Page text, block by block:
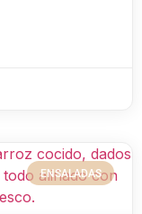
ENSALADAS